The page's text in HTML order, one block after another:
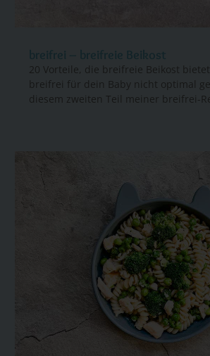
breifrei – breifreie Beikost
20 Vorteile, die breifreie Beikost
breifrei für dein Baby nicht optimal
diesem zweiten Teil meiner breifrei-